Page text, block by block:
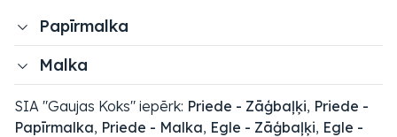
Papīrmalka
Malka
SIA "Gaujas Koks" iepērk: Priede - Zāģbaļķi, Priede -
Papīrmalka, Priede - Malka, Egle - Zāģbaļķi, Egle -